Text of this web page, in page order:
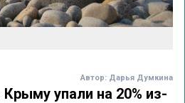
Автор: Дарья Думкина
упали на 20% из-